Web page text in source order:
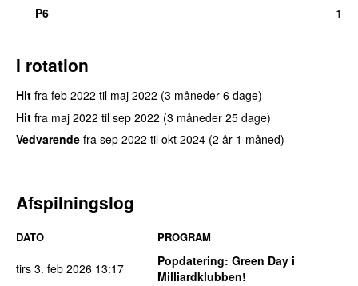
P6
1
I rotation
Hit fra feb 2022 til maj 2022 (3 måneder 6 dage)
Hit fra maj 2022 til sep 2022 (3 måneder 25 dage)
Vedvarende fra sep 2022 til okt 2024 (2 år 1 måned)
Afspilningslog
DATO PROGRAM
tirs 3. feb 2026 13:17 Popdatering: Green Day i
Milliardklubben!